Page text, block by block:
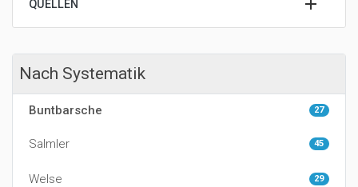
QUELLEN
Nach Systematik
Buntbarsche 27
Salmler 45
Welse 29